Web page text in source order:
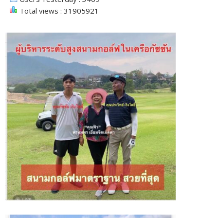
Total views : 31905921